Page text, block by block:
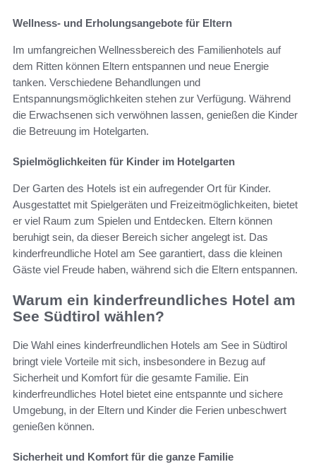
Wellness- und Erholungsangebote für Eltern
Im umfangreichen Wellnessbereich des Familienhotels auf
dem Ritten können Eltern entspannen und neue Energie
tanken. Verschiedene Behandlungen und
Entspannungsmöglichkeiten stehen zur Verfügung. Während
die Erwachsenen sich verwöhnen lassen, genießen die Kinder
die Betreuung im Hotelgarten.
Spielmöglichkeiten für Kinder im Hotelgarten
Der Garten des Hotels ist ein aufregender Ort für Kinder.
Ausgestattet mit Spielgeräten und Freizeitmöglichkeiten, bietet
er viel Raum zum Spielen und Entdecken. Eltern können
beruhigt sein, da dieser Bereich sicher angelegt ist. Das
kinderfreundliche Hotel am See garantiert, dass die kleinen
Gäste viel Freude haben, während sich die Eltern entspannen.
Warum ein kinderfreundliches Hotel am
See Südtirol wählen?
Die Wahl eines kinderfreundlichen Hotels am See in Südtirol
bringt viele Vorteile mit sich, insbesondere in Bezug auf
Sicherheit und Komfort für die gesamte Familie. Ein
kinderfreundliches Hotel bietet eine entspannte und sichere
Umgebung, in der Eltern und Kinder die Ferien unbeschwert
genießen können.
Sicherheit und Komfort für die ganze Familie